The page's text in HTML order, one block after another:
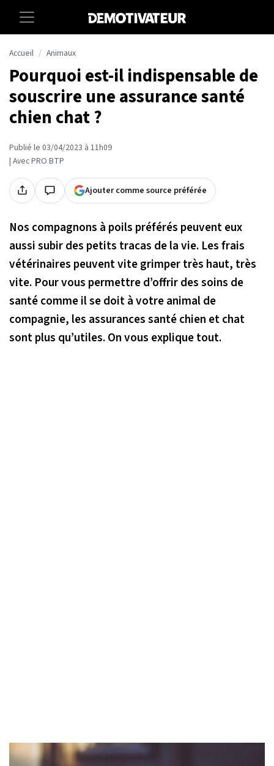
Accueil Animaux
Pourquoi est-il indispensable de
souscrire une assurance santé
chien chat ?
Publié le 03/04/2023 à 11h09
| Avec PRO BTP
Ajouter comme source préférée
Nos compagnons à poils préférés peuvent eux
aussi subir des petits tracas de la vie. Les frais
vétérinaires peuvent vite grimper très haut, très
vite. Pour vous permettre d’offrir des soins de
santé comme il se doit à votre animal de
compagnie, les assurances santé chien et chat
sont plus qu’utiles. On vous explique tout.